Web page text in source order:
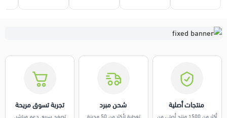
️ منتجات أصلية ️ شحن مبرد تجربة تسوق مريحة